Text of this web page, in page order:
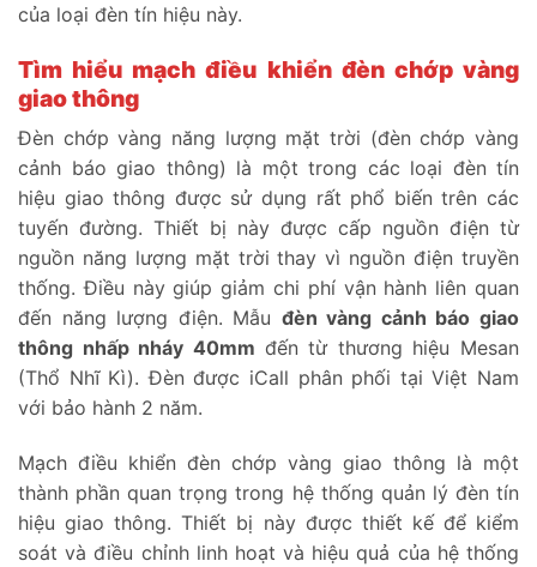
của loại đèn tín hiệu này.
Tìm hiểu mạch điều khiển đèn chớp vàng
giao thông
Đèn chớp vàng năng lượng mặt trời (đèn chớp vàng
cảnh báo giao thông) là một trong các loại đèn tín
hiệu giao thông được sử dụng rất phổ biến trên các
tuyến đường. Thiết bị này được cấp nguồn điện từ
nguồn năng lượng mặt trời thay vì nguồn điện truyền
thống. Điều này giúp giảm chi phí vận hành liên quan
đến năng lượng điện. Mẫu đèn vàng cảnh báo giao
thông nhấp nháy 40mm đến từ thương hiệu Mesan
(Thổ Nhĩ Kì). Đèn được iCall phân phối tại Việt Nam
với bảo hành 2 năm.
Mạch điều khiển đèn chớp vàng giao thông là một
thành phần quan trọng trong hệ thống quản lý đèn tín
hiệu giao thông. Thiết bị này được thiết kế để kiểm
soát và điều chỉnh linh hoạt và hiệu quả của hệ thống